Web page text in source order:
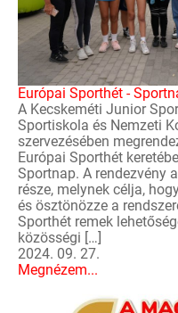
Európai Sporthét -
A Kecskeméti Junior
Sportiskola és Nemzeti
szervezésében
Európai Sporthét
Sportnap. A rendezvény
része, melynek célja,
és ösztönözze a
Sporthét remek
közösségi […]
2024. 09. 27.
Megnézem...